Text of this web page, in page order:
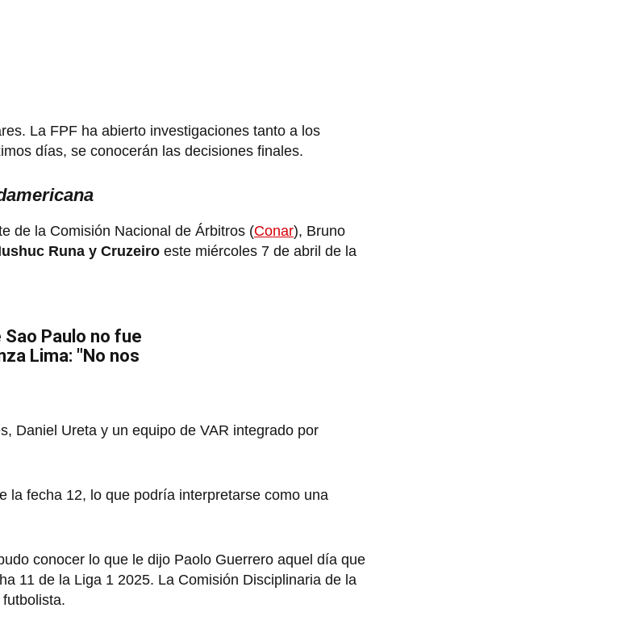
La FPF ha abierto investigaciones tanto a los
días, se conocerán las decisiones finales.
de la Comisión Nacional de Árbitros (Conar), Bruno
Runa y Cruzeiro este miércoles 7 de abril de la
Paulo no fue
Lima: "No nos
Daniel Ureta y un equipo de VAR integrado por
la fecha 12, lo que podría interpretarse como una
conocer lo que le dijo Paolo Guerrero aquel día que
11 de la Liga 1 2025. La Comisión Disciplinaria de la